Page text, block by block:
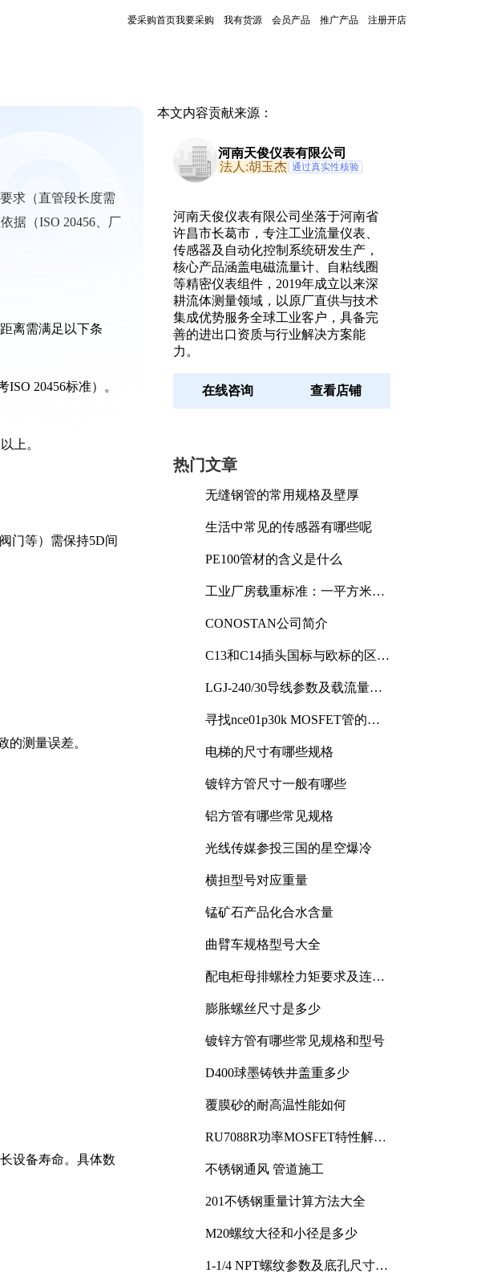
爱采购首页我要采购 我有货源 会员产品 推广产品 注册开店
求（直管段长度需
据（ISO 20456、厂
离需满足以下条
20456标准）。
上。
门等）需保持5D间
的测量误差。
设备寿命。具体数
本文内容贡献来源：
河南天俊仪表有限公司
法人:胡玉杰 通过真实性核验
河南天俊仪表有限公司坐落于河南省
许昌市长葛市，专注工业流量仪表、
传感器及自动化控制系统研发生产，
核心产品涵盖电磁流量计、自粘线圈
等精密仪表组件，2019年成立以来深
耕流体测量领域，以原厂直供与技术
集成优势服务全球工业客户，具备完
善的进出口资质与行业解决方案能
力。
在线咨询 查看店铺
热门文章
无缝钢管的常用规格及壁厚
生活中常见的传感器有哪些呢
PE100管材的含义是什么
工业厂房载重标准：一平方米能
CONOSTAN公司简介
C13和C14插头国标与欧标的区别
LGJ-240/30导线参数及载流量解
寻找nce01p30k MOSFET管的合
电梯的尺寸有哪些规格
镀锌方管尺寸一般有哪些
铝方管有哪些常见规格
光线传媒参投三国的星空爆冷
横担型号对应重量
锰矿石产品化合水含量
曲臂车规格型号大全
配电柜母排螺栓力矩要求及连接
膨胀螺丝尺寸是多少
镀锌方管有哪些常见规格和型号
D400球墨铸铁井盖重多少
覆膜砂的耐高温性能如何
RU7088R功率MOSFET特性解析
不锈钢通风 管道施工
201不锈钢重量计算方法大全
M20螺纹大径和小径是多少
1-1/4 NPT螺纹参数及底孔尺寸详